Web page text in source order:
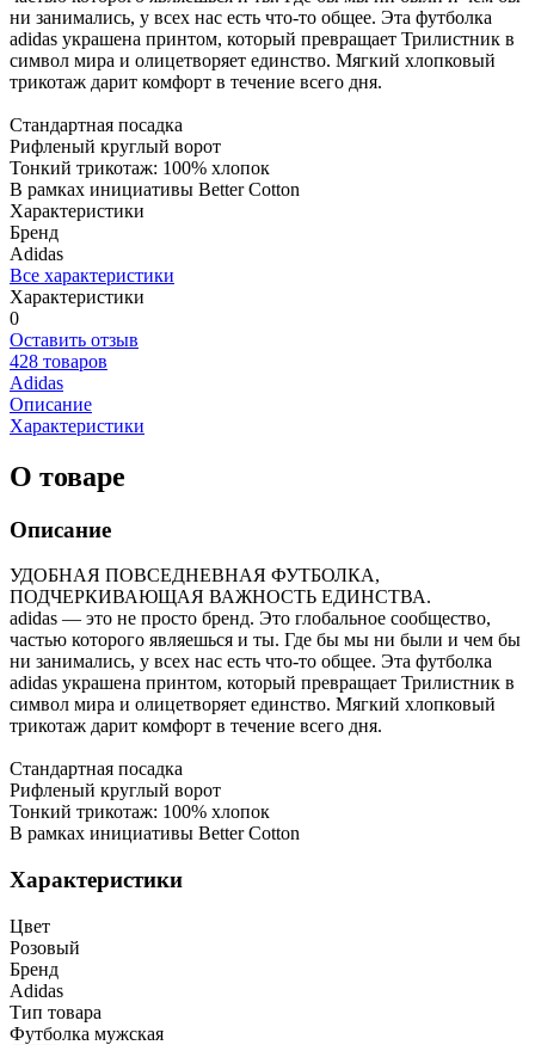
ни занимались, у всех нас есть что-то общее. Эта футболка
adidas украшена принтом, который превращает Трилистник в
символ мира и олицетворяет единство. Мягкий хлопковый
трикотаж дарит комфорт в течение всего дня.
Стандартная посадка
Рифленый круглый ворот
Тонкий трикотаж: 100% хлопок
В рамках инициативы Better Cotton
Характеристики
Бренд
Adidas
Все характеристики
Характеристики
0
Оставить отзыв
428 товаров
Adidas
Описание
Характеристики
О товаре
Описание
УДОБНАЯ ПОВСЕДНЕВНАЯ ФУТБОЛКА,
ПОДЧЕРКИВАЮЩАЯ ВАЖНОСТЬ ЕДИНСТВА.
adidas — это не просто бренд. Это глобальное сообщество,
частью которого являешься и ты. Где бы мы ни были и чем бы
ни занимались, у всех нас есть что-то общее. Эта футболка
adidas украшена принтом, который превращает Трилистник в
символ мира и олицетворяет единство. Мягкий хлопковый
трикотаж дарит комфорт в течение всего дня.
Стандартная посадка
Рифленый круглый ворот
Тонкий трикотаж: 100% хлопок
В рамках инициативы Better Cotton
Характеристики
Цвет
Розовый
Бренд
Adidas
Тип товара
Футболка мужская